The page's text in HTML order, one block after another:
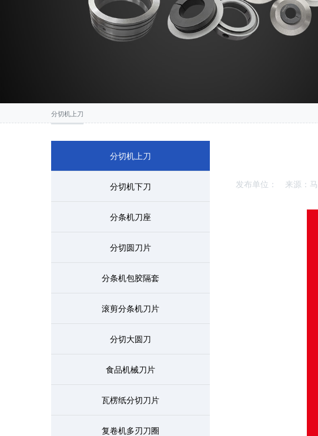
分切机上刀
分切机上刀
分切机下刀
分条机刀座
分切圆刀片
分条机包胶隔套
滚剪分条机刀片
分切大圆刀
食品机械刀片
瓦楞纸分切刀片
复卷机多刃刀圈
发布单位： 来源：